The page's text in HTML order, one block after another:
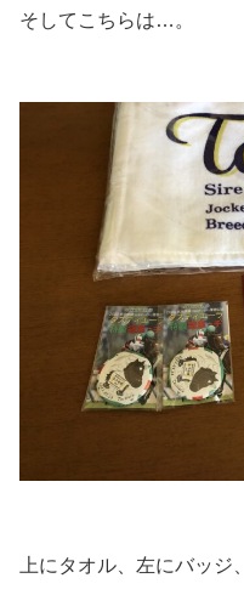
そしてこちらは…。
上にタオル、左にバッジ